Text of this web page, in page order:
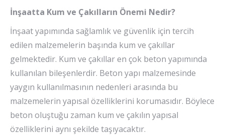
İnşaatta Kum ve Çakılların Önemi Nedir?
İnşaat yapımında sağlamlık ve güvenlik için tercih
edilen malzemelerin başında kum ve çakıllar
gelmektedir. Kum ve çakıllar en çok beton yapımında
kullanılan bileşenlerdir. Beton yapı malzemesinde
yaygın kullanılmasının nedenleri arasında bu
malzemelerin yapısal özelliklerini korumasıdır. Böylece
beton oluştuğu zaman kum ve çakılın yapısal
özelliklerini aynı şekilde taşıyacaktır.